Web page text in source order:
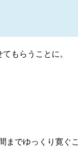
もらうことに。
までゆっくり寛ぐこ